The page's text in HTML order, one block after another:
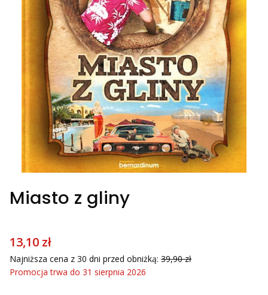
Miasto z gliny
13,10 zł
Najniższa cena z 30 dni przed obniżką: 39,90 zł
Promocja trwa do 31 sierpnia 2026